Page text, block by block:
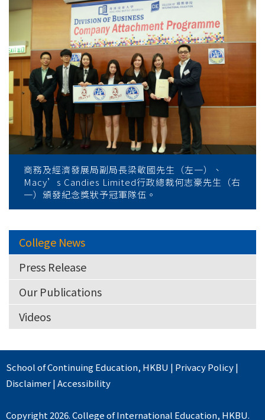
商務及經濟發展局副局長梁敬國先生（左一）、
Macy’s Candies Limited行政總裁何志豪先生（右
一）頒發紀念獎狀予冠軍隊伍。
College News
Press Release
Our Publications
Videos
School of Continuing Education, HKBU | Privacy Policy|
Disclaimer|Accessibility
Copyright 2026. College of International Education, HKBU.